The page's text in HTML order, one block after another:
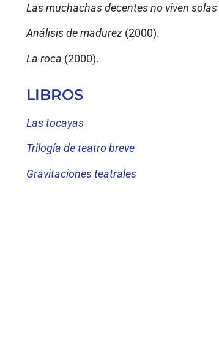
Las muchachas decentes no viven solas
Análisis de madurez(2000).
La roca (2000).
LIBROS
Las tocayas
Trilogía de teatro breve
Gravitaciones teatrales